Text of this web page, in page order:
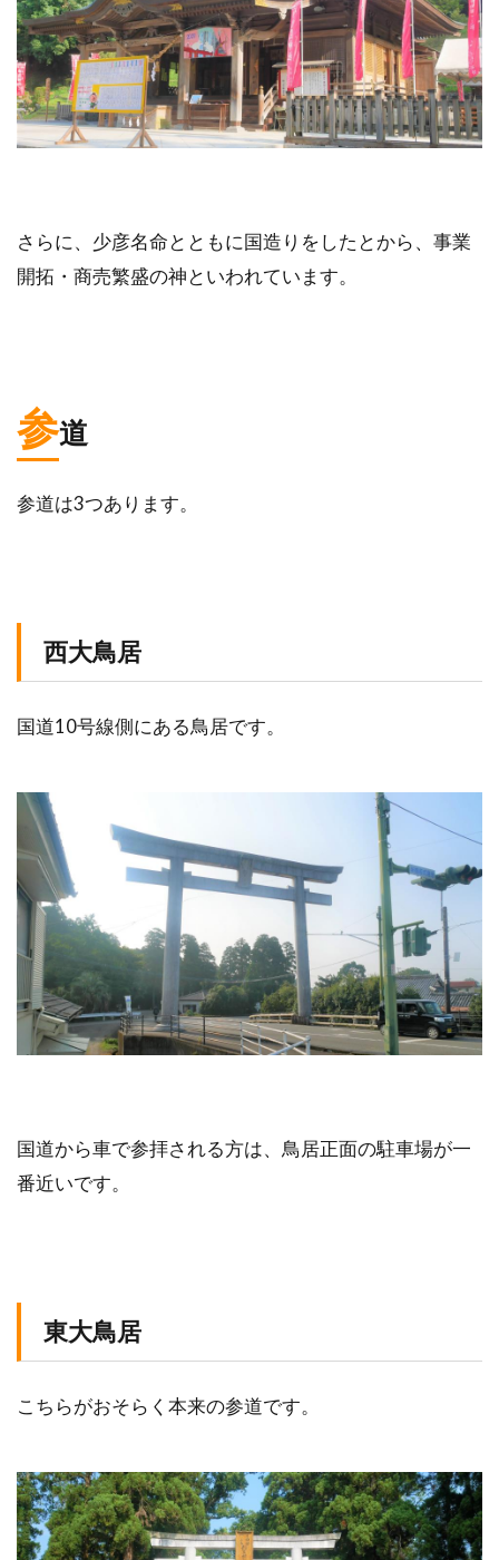
さらに、少彦名命とともに国造りをしたとから、事業
開拓・商売繁盛の神といわれています。
参道
参道は3つあります。
西大鳥居
国道10号線側にある鳥居です。
国道から車で参拝される方は、鳥居正面の駐車場が一
番近いです。
東大鳥居
こちらがおそらく本来の参道です。